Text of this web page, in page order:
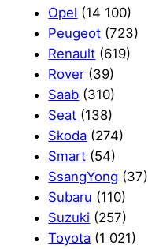
Opel (14 100)
Peugeot (723)
Renault (619)
Rover (39)
Saab (310)
Seat (138)
Skoda (274)
Smart (54)
SsangYong (37)
Subaru (110)
Suzuki (257)
Toyota (1 021)